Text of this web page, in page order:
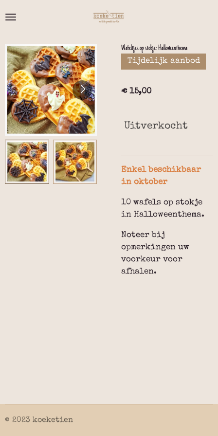
direct
de
hoofdinhoud
Wafeltjes op stokje: Halloweenthema
Tijdelijk aanbod
€ 15,00
Uitverkocht
Enkel beschikbaar
in oktober
10 wafels op stokje
in Halloweenthema.
Noteer bij
opmerkingen uw
voorkeur voor
afhalen.
© 2023 koeketien